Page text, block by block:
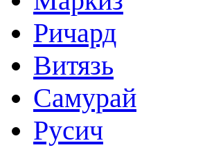
Ричард
Витязь
Самурай
Русич